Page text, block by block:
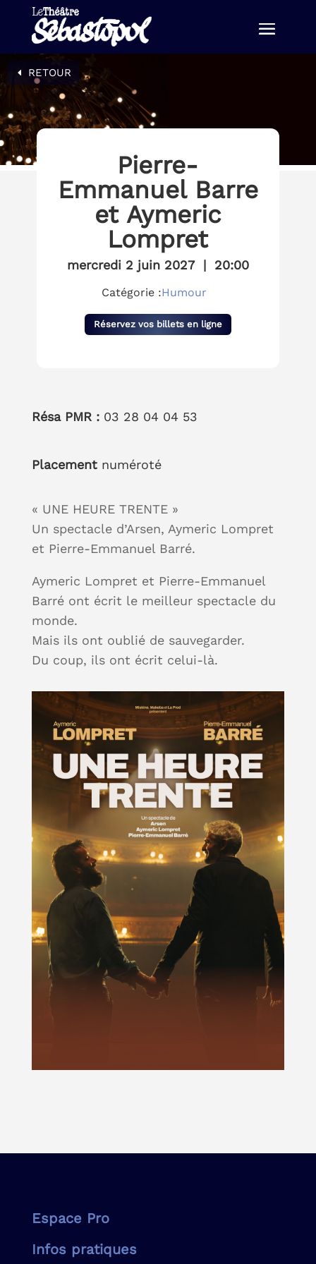
RETOUR
Pierre-
Emmanuel Barre
et Aymeric
Lompret
mercredi 2 juin 2027| 20:00
Catégorie :Humour
Réservez vos billets en ligne
Résa PMR : 03 28 04 04 53
Placement numéroté
« UNE HEURE TRENTE »
Un spectacle d’Arsen, Aymeric Lompret
et Pierre-Emmanuel Barré.
Aymeric Lompret et Pierre-Emmanuel
Barré ont écrit le meilleur spectacle du
monde.
Mais ils ont oublié de sauvegarder.
Du coup, ils ont écrit celui-là.
Espace Pro
Infos pratiques